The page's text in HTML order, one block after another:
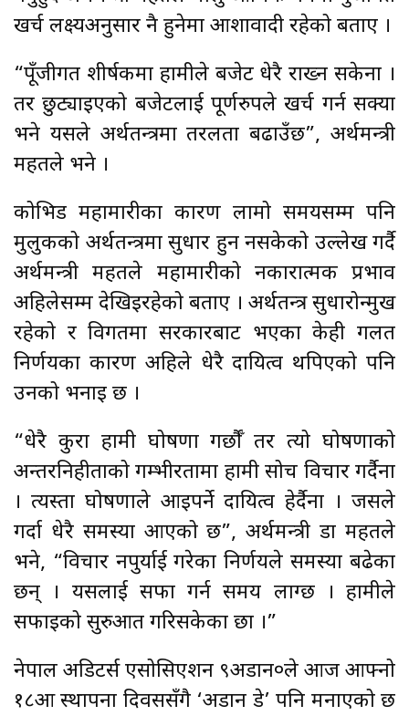
खर्च लक्ष्यअनुसार नै हुनेमा आशावादी रहेको बताए ।
“पूँजीगत शीर्षकमा हामीले बजेट धेरै राख्न सकेनौँ ।
तर छुट्याइएको बजेटलाई पूर्णरुपले खर्च गर्न सक्यौँ
भने यसले अर्थतन्त्रमा तरलता बढाउँछ”, अर्थमन्त्री
महतले भने ।
कोभिड महामारीका कारण लामो समयसम्म पनि
मुलुकको अर्थतन्त्रमा सुधार हुन नसकेको उल्लेख गर्दै
अर्थमन्त्री महतले महामारीको नकारात्मक प्रभाव
अहिलेसम्म देखिइरहेको बताए । अर्थतन्त्र सुधारोन्मुख
रहेको र विगतमा सरकारबाट भएका केही गलत
निर्णयका कारण अहिले धेरै दायित्व थपिएको पनि
उनको भनाइ छ ।
“धेरै कुरा हामी घोषणा गर्छौँ तर त्यो घोषणाको
अन्तरनिहीताको गम्भीरतामा हामी सोच विचार गर्दैनौँ
। त्यस्ता घोषणाले आइपर्ने दायित्व हेर्दैनौँ । जसले
गर्दा धेरै समस्या आएको छ”, अर्थमन्त्री डा महतले
भने, “विचार नपुर्याई गरेका निर्णयले समस्या बढेका
छन् । यसलाई सफा गर्न समय लाग्छ । हामीले
सफाइको सुरुआत गरिसकेका छौँ ।”
नेपाल अडिटर्स एसोसिएशन ९अडान०ले आज आफ्नो
१८औँ स्थापना दिवससँगै ‘अडान डे’ पनि मनाएको छ